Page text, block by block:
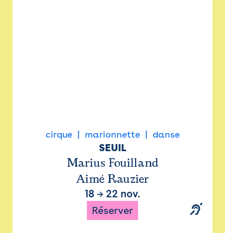
cirque marionnette danse
SEUIL
Marius Fouilland
Aimé Rauzier
18 → 22 nov.
Réserver